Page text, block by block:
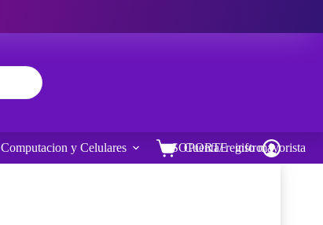
Computacion y Celulares SOPORTE info mayorista
Carro
de
Cuenta/ registro